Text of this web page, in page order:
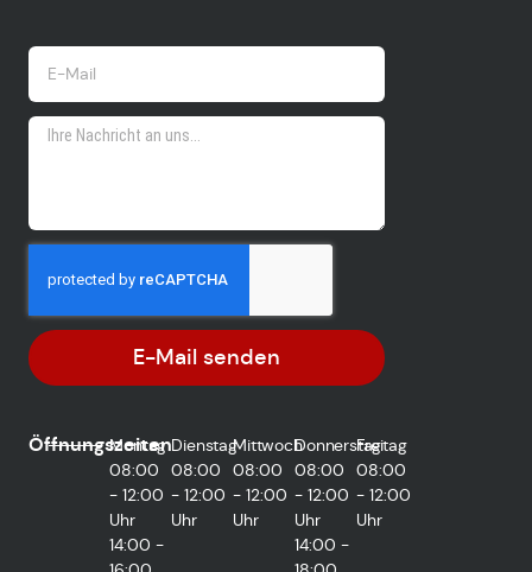
E-Mail senden
Öffnungszeiten
Montag
08:00
- 12:00
Uhr
14:00 -
Dienstag
08:00
- 12:00
Uhr
Mittwoch
08:00
- 12:00
Uhr
Donnerstag
08:00
- 12:00
Uhr
14:00 -
Freitag
08:00
- 12:00
Uhr